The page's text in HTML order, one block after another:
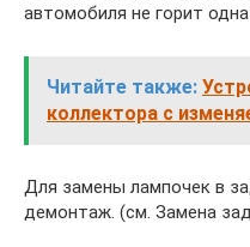
автомобиля не горит
Читайте также:
коллектора с
Для замены лампочек в
демонтаж. (см. Замена